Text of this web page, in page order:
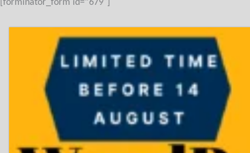
[forminator_form id=”679″]